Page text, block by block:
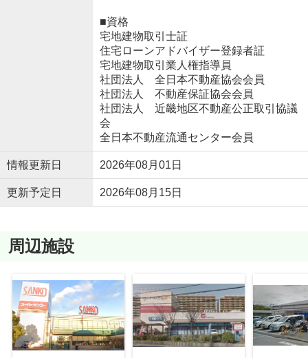
■資格
宅地建物取引士証
住宅ローンアドバイザー登録者証
宅地建物取引業人権指導員
社団法人 全日本不動産協会会員
社団法人 不動産保証協会会員
社団法人 近畿地区不動産公正取引協議
会
全日本不動産流通センター会員
情報更新日 2026年08月01日
更新予定日 2026年08月15日
周辺施設